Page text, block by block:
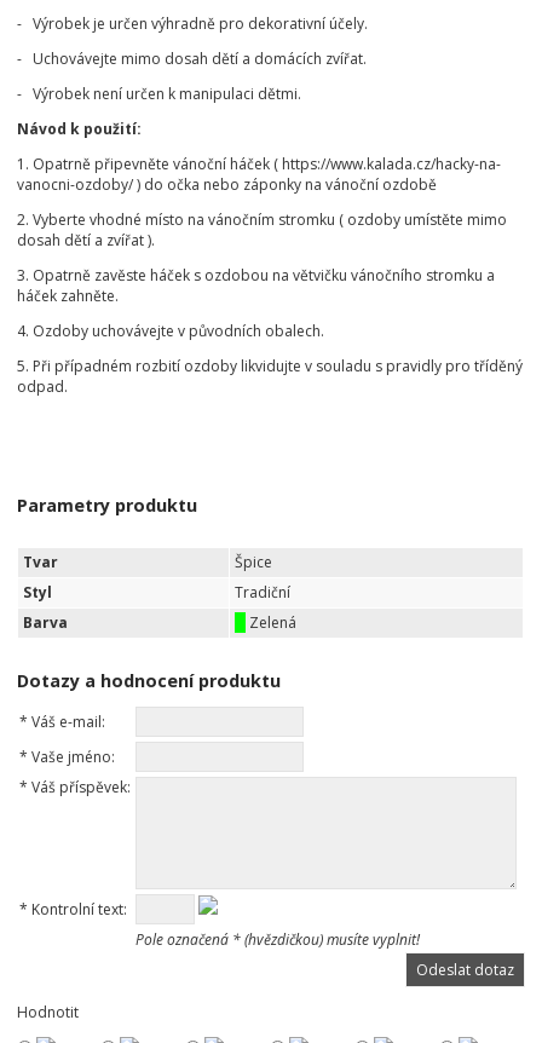
- Výrobek je určen výhradně pro dekorativní účely.
- Uchovávejte mimo dosah dětí a domácích zvířat.
- Výrobek není určen k manipulaci dětmi.
Návod k použití:
1. Opatrně připevněte vánoční háček ( https://www.kalada.cz/hacky-na-
vanocni-ozdoby/ ) do očka nebo záponky na vánoční ozdobě
2. Vyberte vhodné místo na vánočním stromku ( ozdoby umístěte mimo
dosah dětí a zvířat ).
3. Opatrně zavěste háček s ozdobou na větvičku vánočního stromku a
háček zahněte.
4. Ozdoby uchovávejte v původních obalech.
5. Při případném rozbití ozdoby likvidujte v souladu s pravidly pro tříděný
odpad.
Parametry produktu
Tvar
Špice
Styl
Tradiční
Barva
Zelená
Dotazy a hodnocení produktu
* Váš e-mail:
* Vaše jméno:
* Váš příspěvek:
* Kontrolní text:
Pole označená * (hvězdičkou) musíte vyplnit!
Hodnotit